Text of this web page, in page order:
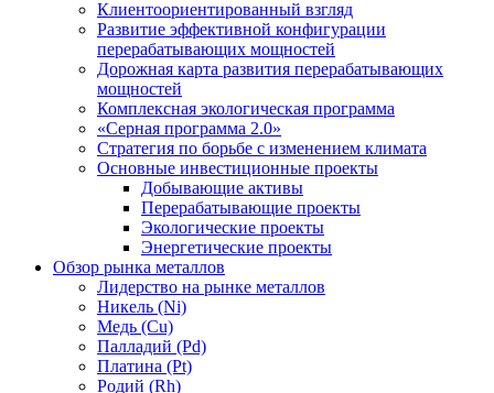
Клиентоориентированный взгляд
Развитие эффективной конфигурации
перерабатывающих мощностей
Дорожная карта развития перерабатывающих
мощностей
Комплексная экологическая программа
«Серная программа 2.0»
Стратегия по борьбе с изменением климата
Основные инвестиционные проекты
Добывающие активы
Перерабатывающие проекты
Экологические проекты
Энергетические проекты
Обзор рынка металлов
Лидерство на рынке металлов
Никель (Ni)
Медь (Cu)
Палладий (Pd)
Платина (Pt)
Родий (Rh)